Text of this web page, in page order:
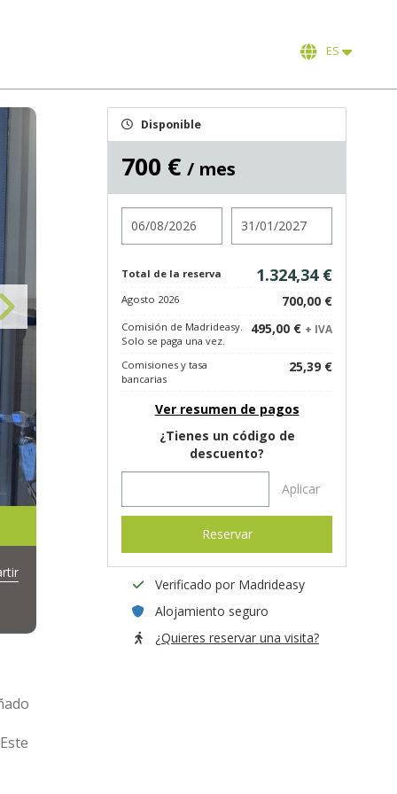
ES
Disponible
700 € / mes
Total de la reserva 1.324,34 €
Agosto 2026 700,00 €
Comisión de Madrideasy.
Solo se paga una vez.
495,00 € + IVA
Comisiones y tasa
bancarias
25,39 €
Ver resumen de pagos
¿Tienes un código de
descuento?
Aplicar
Reservar
Verificado por Madrideasy
Alojamiento seguro
¿Quieres reservar una visita?